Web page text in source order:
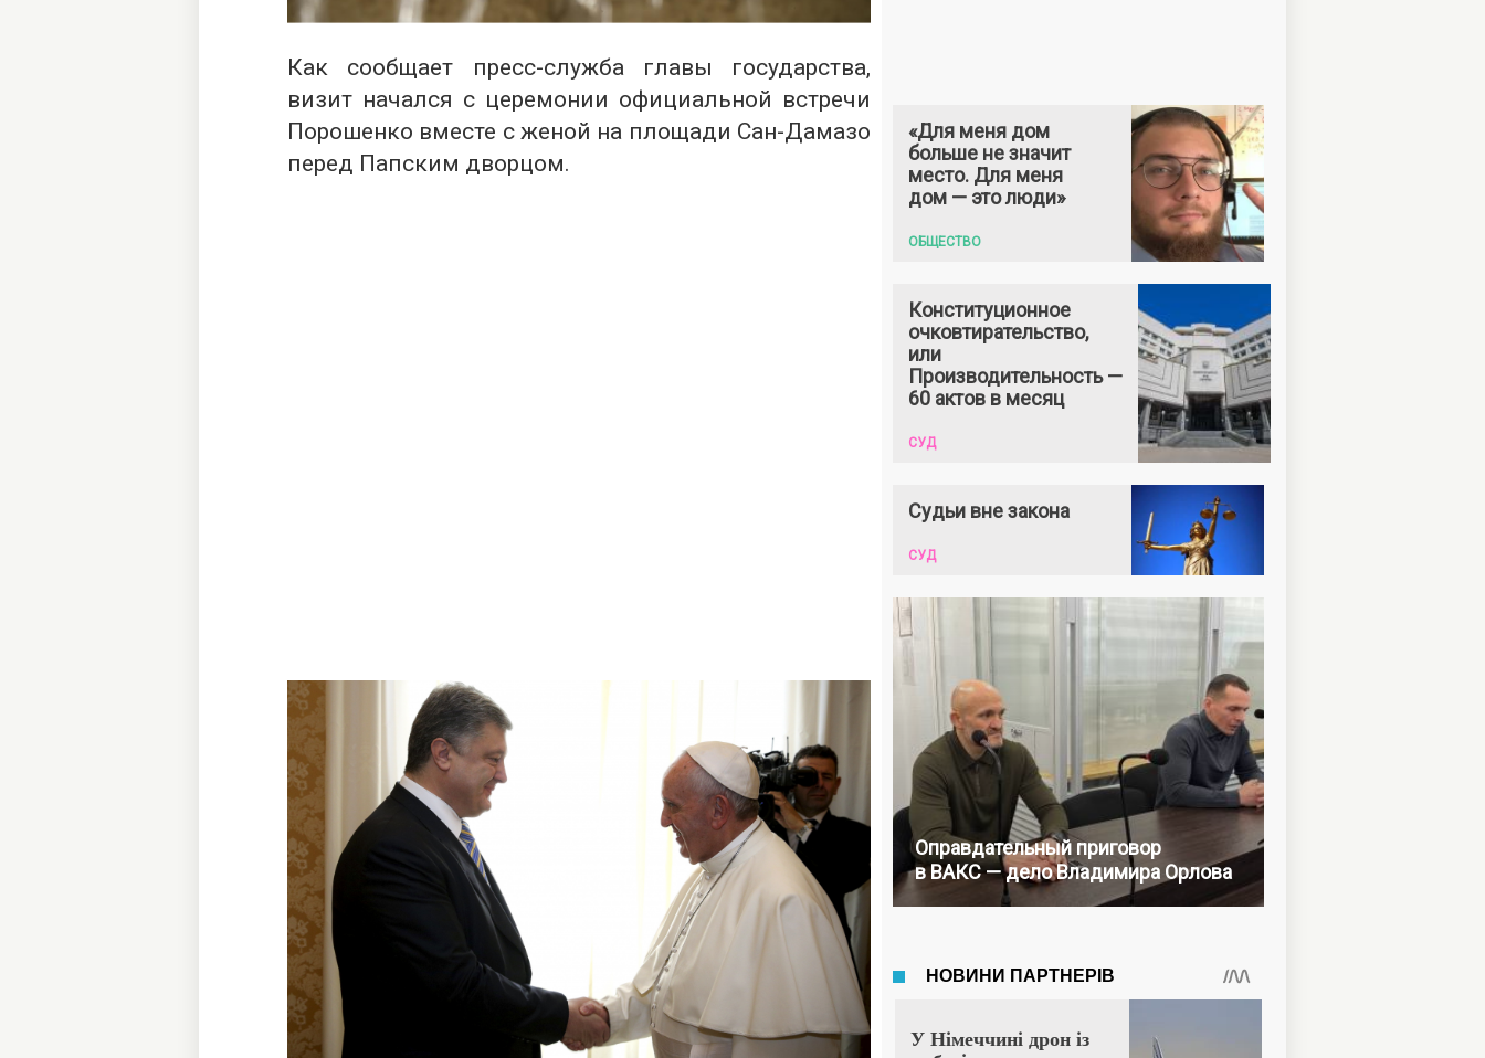
Как сообщает пресс-служба главы государства,
визит начался с церемонии официальной встречи
Порошенко вместе с женой на площади Сан-Дамазо
перед Папским дворцом.
«Для меня дом
больше не значит
место. Для меня
дом — это люди»
ОБЩЕСТВО
Конституционное
очковтирательство,
или
Производительность —
60 актов в месяц
СУД
Судьи вне закона
СУД
Оправдательный приговор
в ВАКС — дело Владимира Орлова